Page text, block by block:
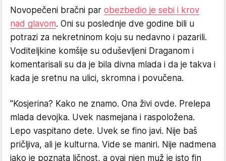
Novopečeni bračni par obezbedio je sebi i krov
nad glavom. Oni su poslednje dve godine bili u
potrazi za nekretninom koju su nedavno i pazarili.
Voditeljkine komšije su oduševljeni Draganom i
komentarisali su da je bila divna mlada i da je takva i
kada je sretnu na ulici, skromna i povučena.
"Kosjerina? Kako ne znamo. Ona živi ovde. Prelepa
mlada devojka. Uvek nasmejana i raspoložena.
Lepo vaspitano dete. Uvek se fino javi. Nije baš
pričljiva, ali je kulturna. Vide se maniri. Nije nadmena
iako je poznata ličnost, a ovaj njen muž je isto fin